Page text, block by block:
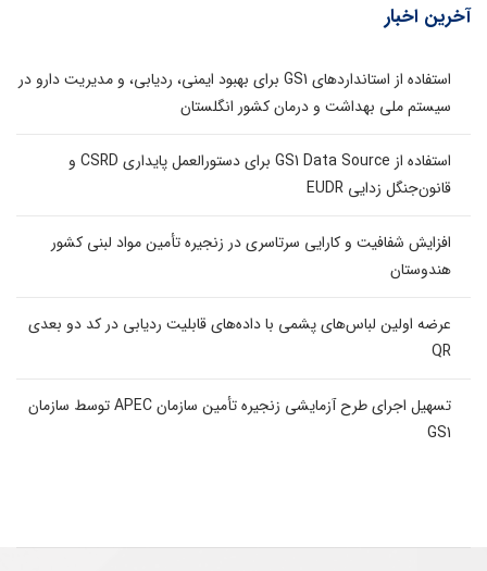
آخرین اخبار
استفاده از استانداردهای GS1 برای بهبود ایمنی، ردیابی، و مدیریت دارو در
سیستم ملی بهداشت و درمان کشور انگلستان
استفاده از GS1 Data Source برای دستورالعمل پایداری CSRD و
قانون‌جنگل زدایی EUDR
افزایش شفافیت و کارایی سرتاسری در زنجیره تأمین مواد لبنی کشور
هندوستان
عرضه اولین لباس‌های پشمی با داده‌های قابلیت ردیابی در کد دو بعدی
QR
تسهیل اجرای طرح آزمایشی زنجیره تأمین سازمان APEC توسط سازمان
GS1